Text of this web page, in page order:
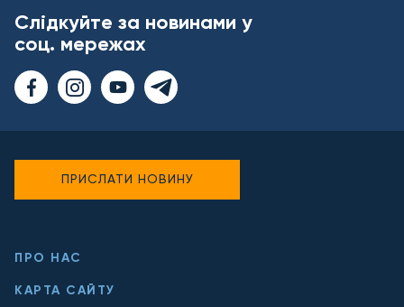
Слідкуйте за новинами у
соц. мережах
ПРО НАС
КАРТА САЙТУ
ПРИСЛАТИ НОВИНУ